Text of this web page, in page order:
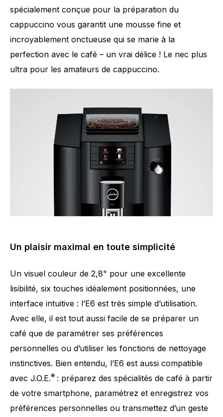
spécialement conçue pour la préparation du
cappuccino vous garantit une mousse fine et
incroyablement onctueuse qui se marie à la
perfection avec le café – un vrai délice ! Le nec plus
ultra pour les amateurs de cappuccino.
Un plaisir maximal en toute simplicité
Un visuel couleur de 2,8" pour une excellente
lisibilité, six touches idéalement positionnées, une
interface intuitive : l’E6 est très simple d’utilisation.
Avec elle, il est tout aussi facile de se préparer un
café que de paramétrer ses préférences
personnelles ou d’utiliser les fonctions de nettoyage
instinctives. Bien entendu, l’E6 est aussi compatible
avec J.O.E.® : préparez des spécialités de café à partir
de votre smartphone, paramétrez et enregistrez vos
préférences personnelles ou transmettez d’un geste